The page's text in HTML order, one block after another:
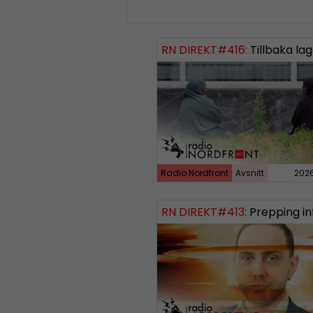
RN DIREKT#416: Tillbaka lagom till
Radio Nordfront Avsnitt
RN DIREKT#413: Prepping inför tredje